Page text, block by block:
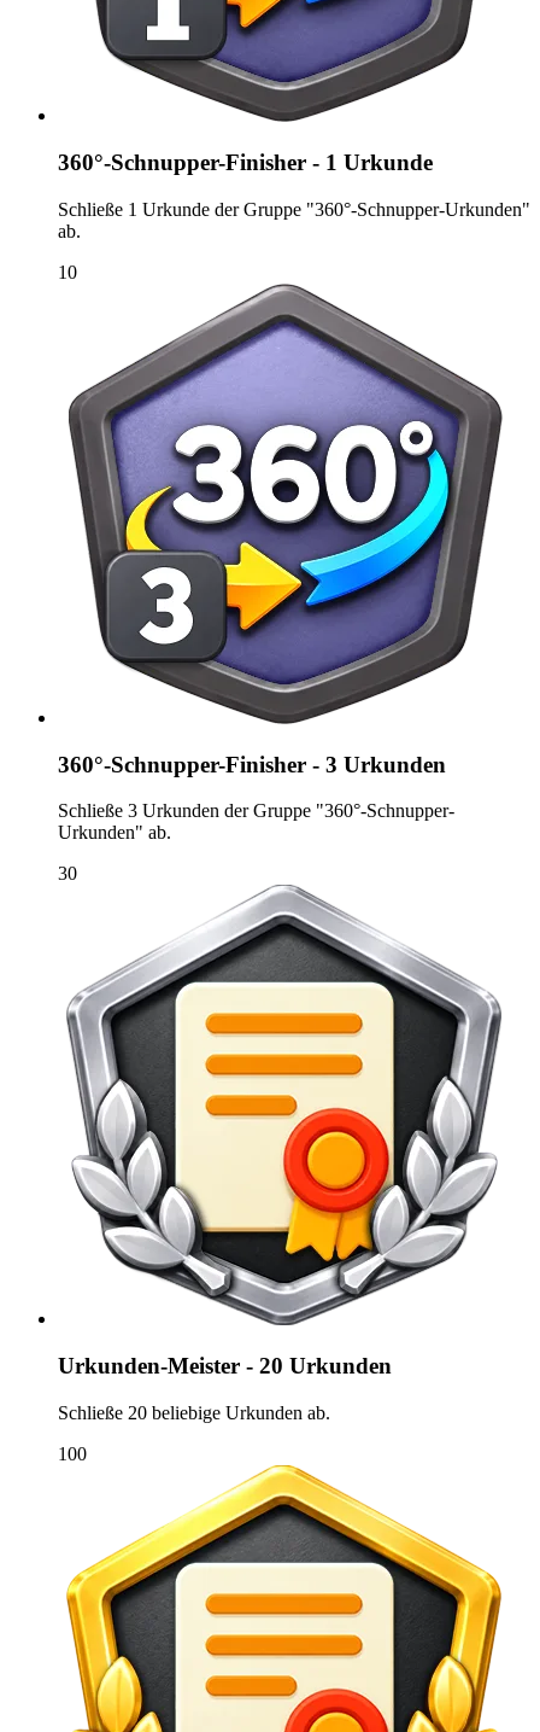
360°-Schnupper-Finisher - 1 Urkunde
Schließe 1 Urkunde der Gruppe "360°-Schnupper-Urkunden"
ab.
10
360°-Schnupper-Finisher - 3 Urkunden
Schließe 3 Urkunden der Gruppe "360°-Schnupper-
Urkunden" ab.
30
Urkunden-Meister - 20 Urkunden
Schließe 20 beliebige Urkunden ab.
100